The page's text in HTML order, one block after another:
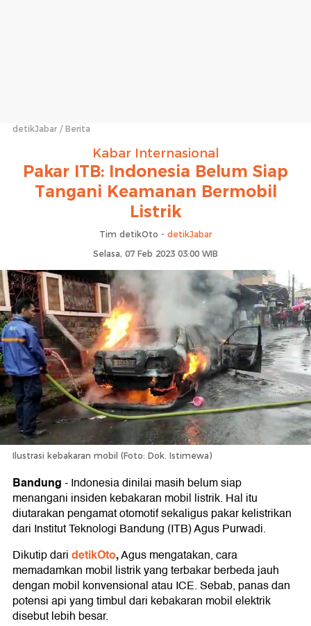
detikJabar Berita
Kabar Internasional
Pakar ITB: Indonesia Belum Siap
Tangani Keamanan Bermobil
Listrik
Tim detikOto - detikJabar
Selasa, 07 Feb 2023 03:00 WIB
Ilustrasi kebakaran mobil (Foto: Dok. Istimewa)
Bandung-Indonesia dinilai masih belum siap
menangani insiden kebakaran mobil listrik. Hal itu
diutarakan pengamat otomotif sekaligus pakar kelistrikan
dari Institut Teknologi Bandung (ITB) Agus Purwadi.
Dikutip daridetikOto,Agus mengatakan, cara
memadamkan mobil listrik yang terbakar berbeda jauh
dengan mobil konvensional atau ICE. Sebab, panas dan
potensi api yang timbul dari kebakaran mobil elektrik
disebut lebih besar.